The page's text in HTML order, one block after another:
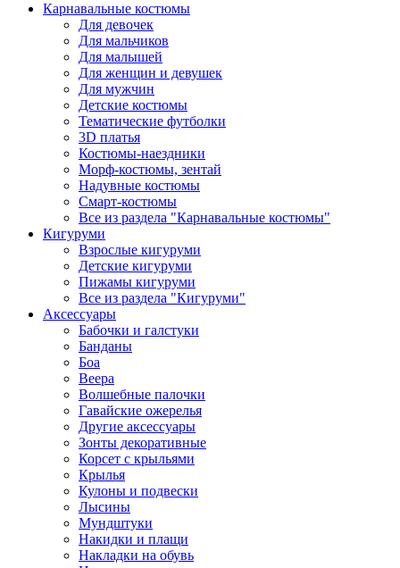
Карнавальные костюмы
Для девочек
Для мальчиков
Для малышей
Для женщин и девушек
Для мужчин
Детские костюмы
Тематические футболки
3D платья
Костюмы-наездники
Морф-костюмы, зентай
Надувные костюмы
Смарт-костюмы
Все из раздела "Карнавальные костюмы"
Кигуруми
Взрослые кигуруми
Детские кигуруми
Пижамы кигуруми
Все из раздела "Кигуруми"
Аксессуары
Бабочки и галстуки
Банданы
Боа
Веера
Волшебные палочки
Гавайские ожерелья
Другие аксессуары
Зонты декоративные
Корсет с крыльями
Крылья
Кулоны и подвески
Лысины
Мундштуки
Накидки и плащи
Накладки на обувь